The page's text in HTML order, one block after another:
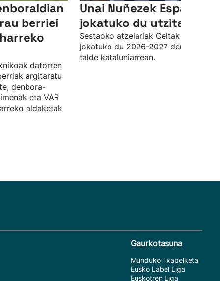
berriei
datorren
argitaratu
denbora-
eta VAR
aldaketak
Unai Nuñezek
jokatuko du utzita
Sestaoko atzelariak Celtak utzita
jokatuko du 2026-2027 denboraldia
talde kataluniarrean.
Gaurkotasuna
Munduko Txapelketa
Eusko Label Liga
Euskotren Liga